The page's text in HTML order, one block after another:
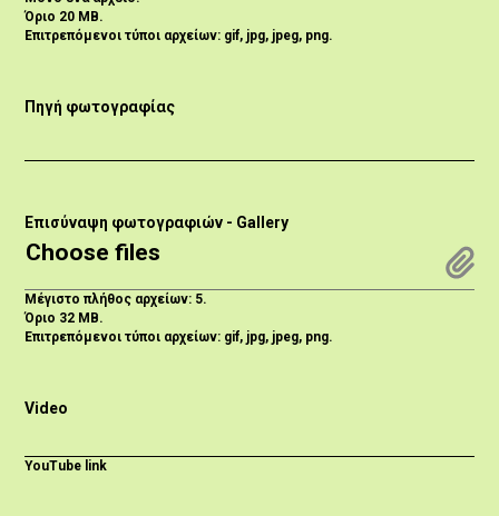
Όριο 20 MB.
Επιτρεπόμενοι τύποι αρχείων: gif, jpg, jpeg, png.
Πηγή φωτογραφίας
Επισύναψη φωτογραφιών - Gallery
Choose files
Μέγιστο πλήθος αρχείων: 5.
Όριο 32 MB.
Επιτρεπόμενοι τύποι αρχείων: gif, jpg, jpeg, png.
Video
YouTube link